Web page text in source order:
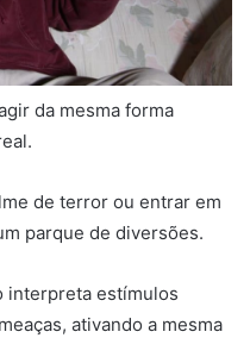
da mesma forma
de terror ou entrar em
parque de diversões.
interpreta estímulos
ativando a mesma